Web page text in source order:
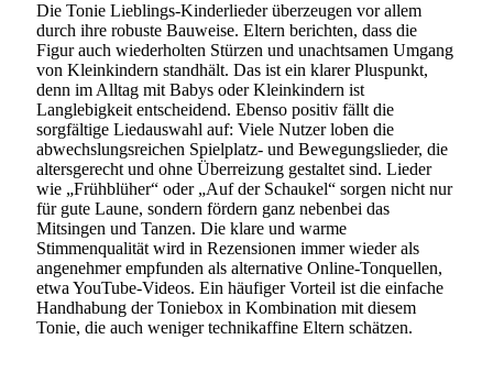
Die Tonie Lieblings-Kinderlieder überzeugen vor allem
durch ihre robuste Bauweise. Eltern berichten, dass die
Figur auch wiederholten Stürzen und unachtsamen Umgang
von Kleinkindern standhält. Das ist ein klarer Pluspunkt,
denn im Alltag mit Babys oder Kleinkindern ist
Langlebigkeit entscheidend. Ebenso positiv fällt die
sorgfältige Liedauswahl auf: Viele Nutzer loben die
abwechslungsreichen Spielplatz- und Bewegungslieder, die
altersgerecht und ohne Überreizung gestaltet sind. Lieder
wie „Frühblüher“ oder „Auf der Schaukel“ sorgen nicht nur
für gute Laune, sondern fördern ganz nebenbei das
Mitsingen und Tanzen. Die klare und warme
Stimmenqualität wird in Rezensionen immer wieder als
angenehmer empfunden als alternative Online-Tonquellen,
etwa YouTube-Videos. Ein häufiger Vorteil ist die einfache
Handhabung der Toniebox in Kombination mit diesem
Tonie, die auch weniger technikaffine Eltern schätzen.